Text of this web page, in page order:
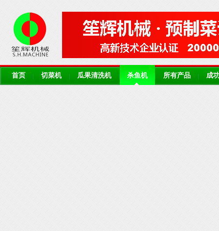
首页 切菜机 瓜果清洗机 杀鱼机 所有产品 成